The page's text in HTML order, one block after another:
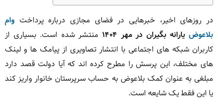
در روزهای اخیر، خبرهایی در فضای مجازی درباره پرداخت وام
بلاعوض یارانه بگیران در مهر ۱۴۰۴
منتشر شده است. بسیاری از
کاربران شبکه های اجتماعی با انتشار تصاویری از پیامک ها و لینک
های مختلف، این پرسش را مطرح کرده اند که آیا دولت قصد دارد
مبلغی به عنوان کمک بلاعوض به حساب سرپرستان خانوار واریز کند
یا این فقط یک شایعه است.